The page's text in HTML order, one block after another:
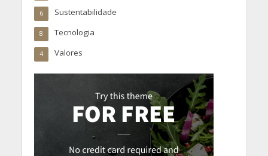
Sustentabilidade
6
Tecnologia
8
Valores
4